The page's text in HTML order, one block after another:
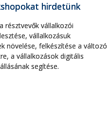
hirdetünk
résztvevők vállalkozói
vállalkozásuk
növelése, felkészítése a változó
a vállalkozások digitális
segítése.